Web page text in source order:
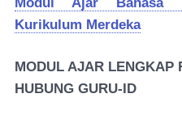
Kurikulum Merdeka
MODUL AJAR LENGKAP
HUBUNG GURU-ID